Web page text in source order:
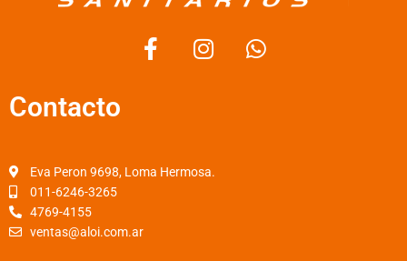
F
a
o
I
n
r
W
h
Contacto
Eva Peron 9698, Loma Hermosa.
011-6246-3265
4769-4155
ventas@aloi.com.ar